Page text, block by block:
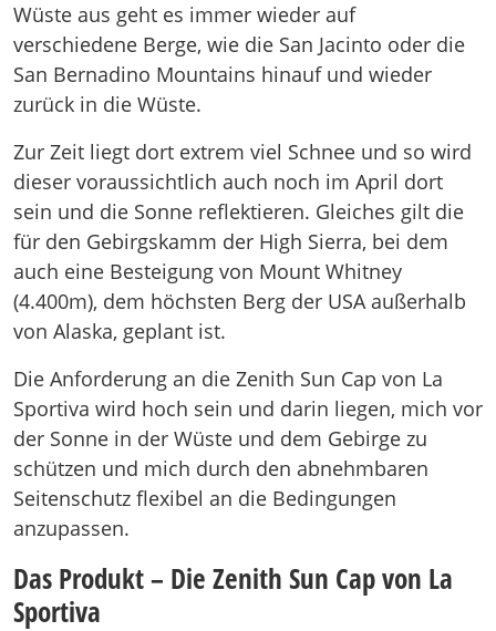
Wüste aus geht es immer wieder auf
verschiedene Berge, wie die San Jacinto oder die
San Bernadino Mountains hinauf und wieder
zurück in die Wüste.
Zur Zeit liegt dort extrem viel Schnee und so wird
dieser voraussichtlich auch noch im April dort
sein und die Sonne reflektieren. Gleiches gilt die
für den Gebirgskamm der High Sierra, bei dem
auch eine Besteigung von Mount Whitney
(4.400m), dem höchsten Berg der USA außerhalb
von Alaska, geplant ist.
Die Anforderung an die Zenith Sun Cap von La
Sportiva wird hoch sein und darin liegen, mich vor
der Sonne in der Wüste und dem Gebirge zu
schützen und mich durch den abnehmbaren
Seitenschutz flexibel an die Bedingungen
anzupassen.
Das Produkt – Die Zenith Sun Cap von La
Sportiva